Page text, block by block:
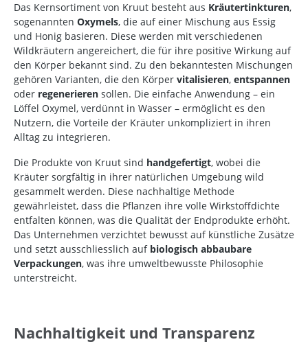
Das Kernsortiment von Kruut besteht aus Kräutertinkturen,
sogenannten Oxymels, die auf einer Mischung aus Essig
und Honig basieren. Diese werden mit verschiedenen
Wildkräutern angereichert, die für ihre positive Wirkung auf
den Körper bekannt sind. Zu den bekanntesten Mischungen
gehören Varianten, die den Körper vitalisieren, entspannen
oder regenerieren sollen. Die einfache Anwendung – ein
Löffel Oxymel, verdünnt in Wasser – ermöglicht es den
Nutzern, die Vorteile der Kräuter unkompliziert in ihren
Alltag zu integrieren.
Die Produkte von Kruut sind handgefertigt, wobei die
Kräuter sorgfältig in ihrer natürlichen Umgebung wild
gesammelt werden. Diese nachhaltige Methode
gewährleistet, dass die Pflanzen ihre volle Wirkstoffdichte
entfalten können, was die Qualität der Endprodukte erhöht.
Das Unternehmen verzichtet bewusst auf künstliche Zusätze
und setzt ausschliesslich auf biologisch abbaubare
Verpackungen, was ihre umweltbewusste Philosophie
unterstreicht.
Nachhaltigkeit und Transparenz